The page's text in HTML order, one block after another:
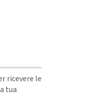
ricevere le
tua